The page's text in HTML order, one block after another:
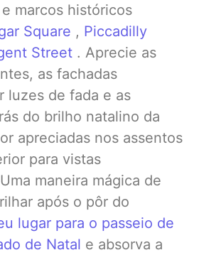
marcos históricos
Square , Piccadilly
Street . Aprecie as
as fachadas
luzes de fada e as
do brilho natalino da
apreciadas nos assentos
para vistas
maneira mágica de
após o pôr do
lugar para o passeio de
de Natal e absorva a